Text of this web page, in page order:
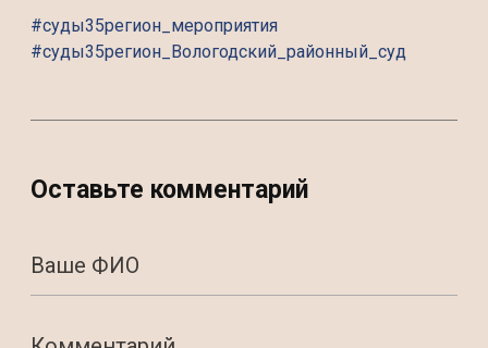
#суды35регион_мероприятия
#суды35регион_Вологодский_районный_суд
Оставьте комментарий